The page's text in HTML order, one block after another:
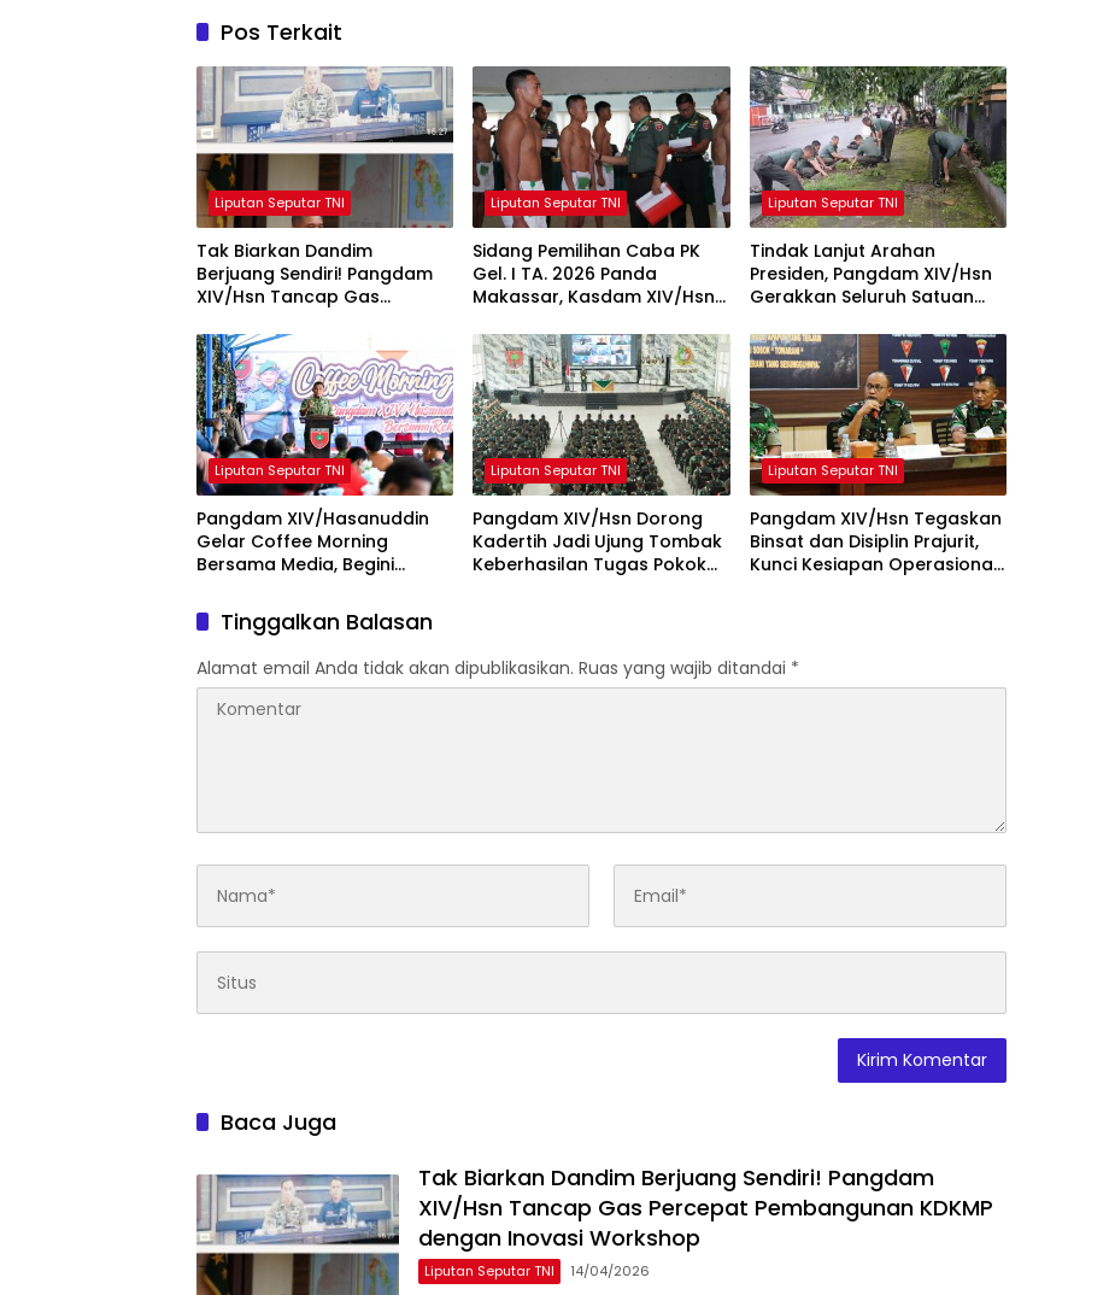
Pos Terkait
Liputan Seputar TNI
Tak Biarkan Dandim
Berjuang Sendiri! Pangdam
XIV/Hsn Tancap Gas
KDKMP dengan Inovasi
Workshop
Liputan Seputar TNI
Sidang Pemilihan Caba PK
Gel. I TA. 2026 Panda
Makassar, Kasdam XIV/Hsn
dan Objektif
Liputan Seputar TNI
Tindak Lanjut Arahan
Presiden, Pangdam XIV/Hsn
Gerakkan Seluruh Satuan
Lingkungan
Liputan Seputar TNI
Pangdam XIV/Hasanuddin
Gelar Coffee Morning
Bersama Media, Begini
Liputan Seputar TNI
Pangdam XIV/Hsn Dorong
Kadertih Jadi Ujung Tombak
Keberhasilan Tugas Pokok
Liputan Seputar TNI
Pangdam XIV/Hsn Tegaskan
Binsat dan Disiplin Prajurit,
Kunci Kesiapan Operasional
Tinggalkan Balasan
Alamat email Anda tidak akan dipublikasikan. Ruas yang wajib ditandai *
Baca Juga
Tak Biarkan Dandim Berjuang Sendiri! Pangdam
XIV/Hsn Tancap Gas Percepat Pembangunan KDKMP
dengan Inovasi Workshop
Liputan Seputar TNI 14/04/2026